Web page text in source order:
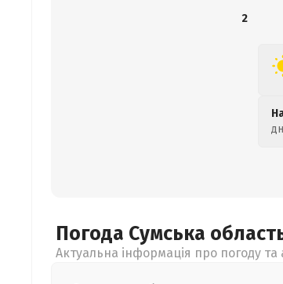
2
Погода Сумська
Актуальна інформація про погоду